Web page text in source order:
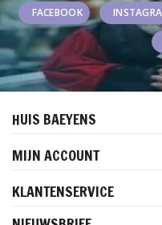
FACEBOOK
HUIS BAEYENS
MIJN ACCOUNT
KLANTENSERVICE